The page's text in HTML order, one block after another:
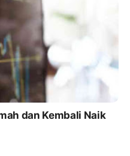
dan Kembali Naik